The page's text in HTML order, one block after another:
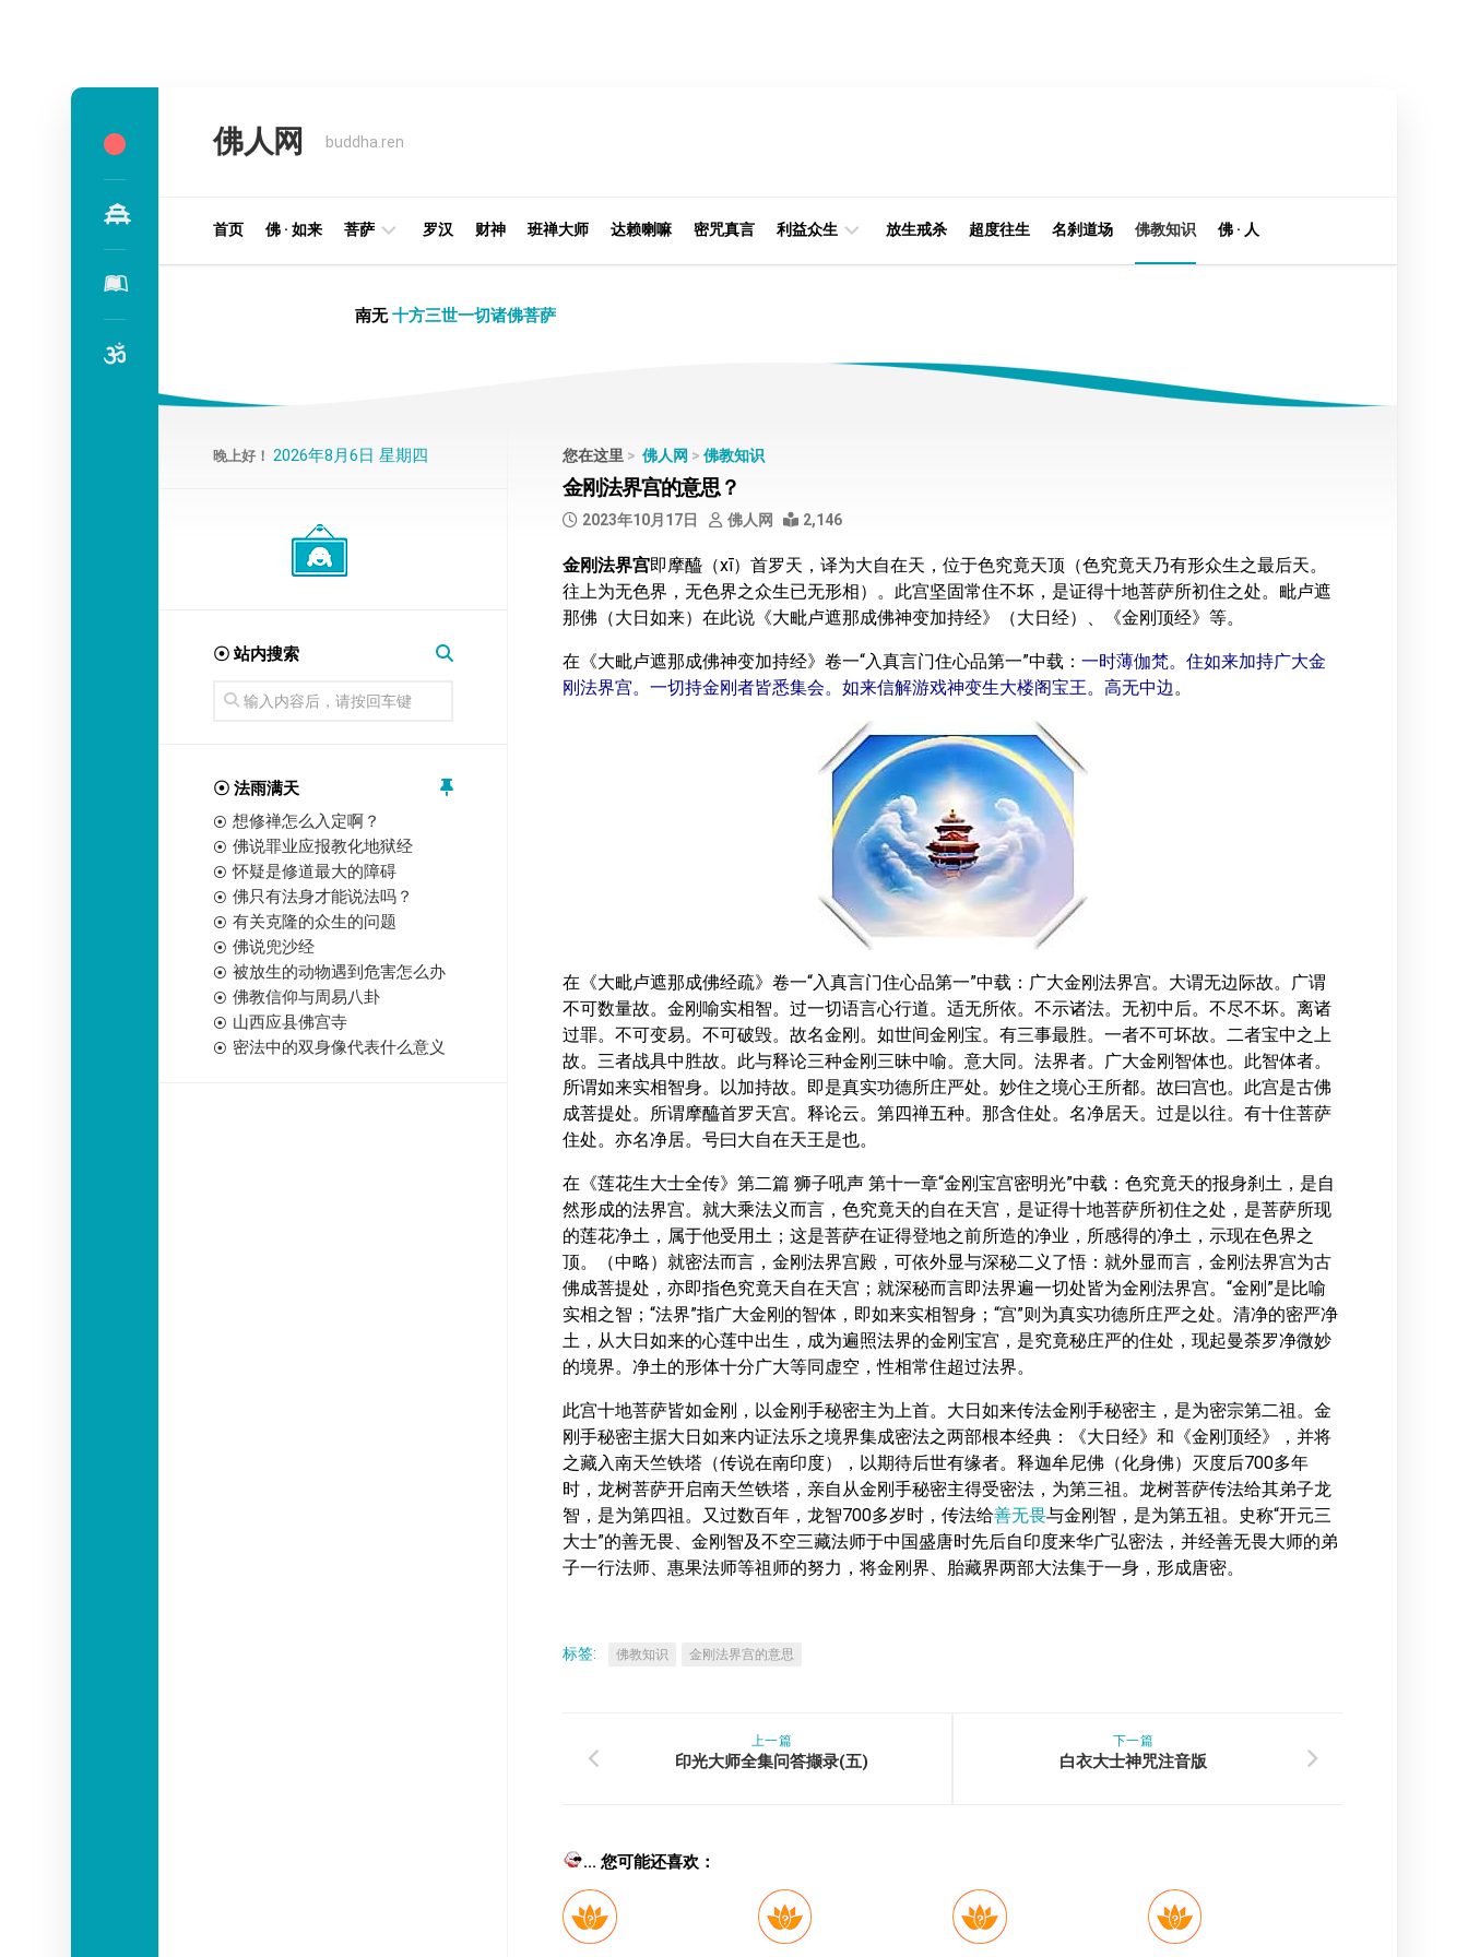
佛人网 buddha.ren
首页 佛 · 如来 菩萨
王
罗汉 财神 班禅大师 达赖喇嘛 密咒真言 利益众生
阿
若
部
严
部
槃
部
大
集
部
经
密
教
部
史
传
部
放生戒杀 超度往生 名刹道场 佛教知识 佛 · 人
南无十方三世一切诸佛菩萨
您在这里 > 佛人网 > 佛教知识
金刚法界宫的意思？
2023年10月17日 佛人网 2,146
金刚法界宫即摩醯（xī）首罗天，译为大自在天，位于色究竟天顶（色究竟天乃有形众生之最后天。
往上为无色界，无色界之众生已无形相）。此宫坚固常住不坏，是证得十地菩萨所初住之处。毗卢遮
那佛（大日如来）在此说《大毗卢遮那成佛神变加持经》（大日经）、《金刚顶经》等。
在《大毗卢遮那成佛神变加持经》卷一“入真言门住心品第一”中载： 一时薄伽梵。住如来加持广大金
刚法界宫。一切持金刚者皆悉集会。如来信解游戏神变生大楼阁宝王。高无中边。
在《大毗卢遮那成佛经疏》卷一“入真言门住心品第一”中载：广大金刚法界宫。大谓无边际故。广谓
不可数量故。金刚喻实相智。过一切语言心行道。适无所依。不示诸法。无初中后。不尽不坏。离诸
过罪。不可变易。不可破毁。故名金刚。如世间金刚宝。有三事最胜。一者不可坏故。二者宝中之上
故。三者战具中胜故。此与释论三种金刚三昧中喻。意大同。法界者。广大金刚智体也。此智体者。
所谓如来实相智身。以加持故。即是真实功德所庄严处。妙住之境心王所都。故曰宫也。此宫是古佛
成菩提处。所谓摩醯首罗天宫。释论云。第四禅五种。那含住处。名净居天。过是以往。有十住菩萨
住处。亦名净居。号曰大自在天王是也。
在《莲花生大士全传》第二篇 狮子吼声 第十一章“金刚宝宫密明光”中载：色究竟天的报身刹土，是自
然形成的法界宫。就大乘法义而言，色究竟天的自在天宫，是证得十地菩萨所初住之处，是菩萨所现
的莲花净土，属于他受用土；这是菩萨在证得登地之前所造的净业，所感得的净土，示现在色界之
顶。（中略）就密法而言，金刚法界宫殿，可依外显与深秘二义了悟：就外显而言，金刚法界宫为古
佛成菩提处，亦即指色究竟天自在天宫；就深秘而言即法界遍一切处皆为金刚法界宫。“金刚”是比喻
实相之智；“法界”指广大金刚的智体，即如来实相智身；“宫”则为真实功德所庄严之处。清净的密严净
土，从大日如来的心莲中出生，成为遍照法界的金刚宝宫，是究竟秘庄严的住处，现起曼荼罗净微妙
的境界。净土的形体十分广大等同虚空，性相常住超过法界。
此宫十地菩萨皆如金刚，以金刚手秘密主为上首。大日如来传法金刚手秘密主，是为密宗第二祖。金
刚手秘密主据大日如来内证法乐之境界集成密法之两部根本经典：《大日经》和《金刚顶经》，并将
之藏入南天竺铁塔（传说在南印度），以期待后世有缘者。释迦牟尼佛（化身佛）灭度后700多年
时，龙树菩萨开启南天竺铁塔，亲自从金刚手秘密主得受密法，为第三祖。龙树菩萨传法给其弟子龙
智，是为第四祖。又过数百年，龙智700多岁时，传法给善无畏与金刚智，是为第五祖。史称“开元三
大士”的善无畏、金刚智及不空三藏法师于中国盛唐时先后自印度来华广弘密法，并经善无畏大师的弟
子一行法师、惠果法师等祖师的努力，将金刚界、胎藏界两部大法集于一身，形成唐密。
标签: 佛教知识 金刚法界宫的意思
下一篇
白衣大士神咒注音版
上一篇
印光大师全集问答撷录(五)
... 您可能还喜欢：
晚上好！ 2026年8月6日 星期四
☉ 站内搜索
☉ 法雨满天
想修禅怎么入定啊？
佛说罪业应报教化地狱经
怀疑是修道最大的障碍
佛只有法身才能说法吗？
有关克隆的众生的问题
佛说兜沙经
被放生的动物遇到危害怎么办
佛教信仰与周易八卦
山西应县佛宫寺
密法中的双身像代表什么意义